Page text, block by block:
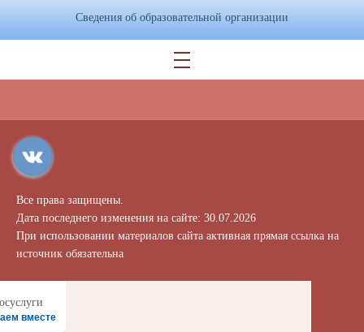
Сведения об образовательной организации
Все права защищены.
Дата последнего изменения на сайте: 30.07.2026
При использовании материалов сайта активная прямая ссылка на
источник обязательна
вместе